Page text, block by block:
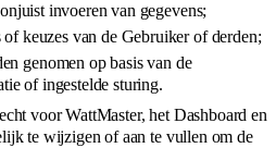
invoeren van gegevens;
keuzes van de Gebruiker of derden;
genomen op basis van de
of ingestelde sturing.
voor WattMaster, het Dashboard en
te wijzigen of aan te vullen om de